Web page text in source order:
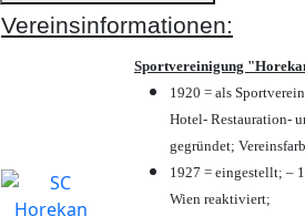
Vereinsinformationen:
Sportvereinigung
1920 = als
Hotel- Restauration-
gegründet;
1927 = eingestellt; –
Wien reaktiviert;